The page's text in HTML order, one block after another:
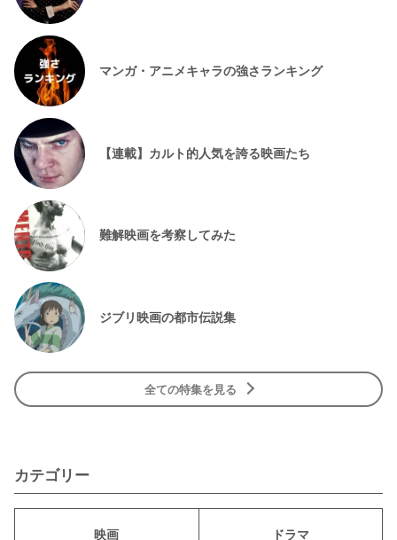
マンガ・アニメキャラの強さランキング
【連載】カルト的人気を誇る映画たち
難解映画を考察してみた
ジブリ映画の都市伝説集
全ての特集を見る
カテゴリー
映画 ドラマ